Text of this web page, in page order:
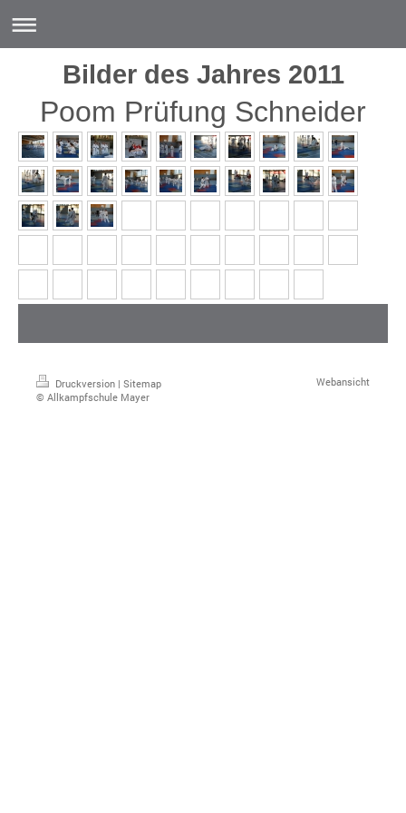
Bilder des Jahres 2011
Poom Prüfung Schneider
Druckversion | Sitemap
© Allkampfschule Mayer
Webansicht